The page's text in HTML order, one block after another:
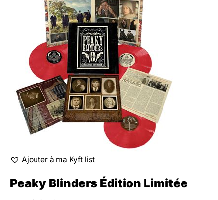
Ajouter à ma Kyft list
Peaky Blinders Édition Limitée